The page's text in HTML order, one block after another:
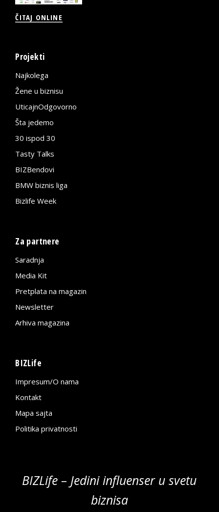
ČITAJ ONLINE
Projekti
Najkolega
Žene u biznisu
UticajnOdgovorno
Šta jedemo
30 ispod 30
Tasty Talks
BIZBendovi
BMW biznis liga
Bizlife Week
Za partnere
Saradnja
Media Kit
Pretplata na magazin
Newsletter
Arhiva magazina
BIZLife
Impresum/O nama
Kontakt
Mapa sajta
Politika privatnosti
BIZLife – Jedini influenser u svetu
biznisa